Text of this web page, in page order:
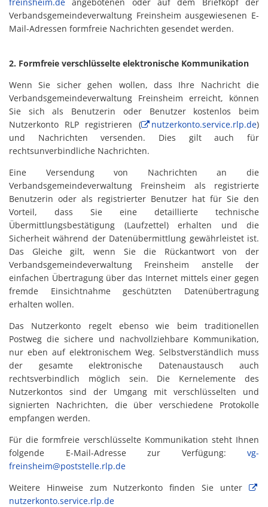
Verbandsgemeindeverwaltung Freinsheim ausgewiesenen E-
Mail-Adressen formfreie Nachrichten gesendet werden.
2. Formfreie verschlüsselte elektronische Kommunikation
Wenn Sie sicher gehen wollen, dass Ihre Nachricht die
Verbandsgemeindeverwaltung Freinsheim erreicht, können
Sie sich als Benutzerin oder Benutzer kostenlos beim
Nutzerkonto RLP registrieren (
nutzerkonto.service.rlp.de)
und Nachrichten versenden. Dies gilt auch für
rechtsunverbindliche Nachrichten.
Eine Versendung von Nachrichten an die
Verbandsgemeindeverwaltung Freinsheim als registrierte
Benutzerin oder als registrierter Benutzer hat für Sie den
Vorteil, dass Sie eine detaillierte technische
Übermittlungsbestätigung (Laufzettel) erhalten und die
Sicherheit während der Datenübermittlung gewährleistet ist.
Das Gleiche gilt, wenn Sie die Rückantwort von der
Verbandsgemeindeverwaltung Freinsheim anstelle der
einfachen Übertragung über das Internet mittels einer gegen
fremde Einsichtnahme geschützten Datenübertragung
erhalten wollen.
Das Nutzerkonto regelt ebenso wie beim traditionellen
Postweg die sichere und nachvollziehbare Kommunikation,
nur eben auf elektronischem Weg. Selbstverständlich muss
der gesamte elektronische Datenaustausch auch
rechtsverbindlich möglich sein. Die Kernelemente des
Nutzerkontos sind der Umgang mit verschlüsselten und
signierten Nachrichten, die über verschiedene Protokolle
empfangen werden.
Für die formfreie verschlüsselte Kommunikation steht Ihnen
folgende E-Mail-Adresse zur Verfügung: vg-
freinsheim@poststelle.rlp.de
Weitere Hinweise zum Nutzerkonto finden Sie unter
nutzerkonto.service.rlp.de